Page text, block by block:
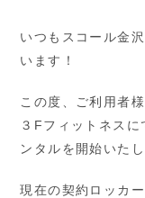
いつもスコール金
います！
この度、ご利用者
３Fフィットネス
ンタルを開始いたし
現在の契約ロッカ